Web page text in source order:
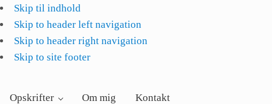
Skip til indhold
Skip to header left navigation
Skip to header right navigation
Skip to site footer
Opskrifter Om mig Kontakt